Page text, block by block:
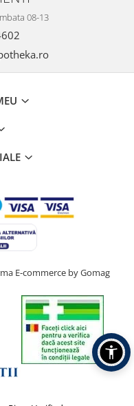
08-13
E-commerce by Gomag